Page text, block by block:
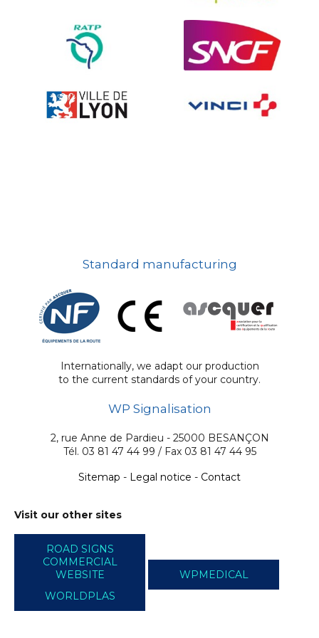
On-board road signs
Standard manufacturing
Internationally, we adapt our production
to the current standards of your country.
WP Signalisation
2, rue Anne de Pardieu - 25000 BESANÇON
Tél. 03 81 47 44 99 / Fax 03 81 47 44 95
Sitemap - Legal notice - Contact
Visit our other sites
ROAD SIGNS
COMMERCIAL
WEBSITE
WPMEDICAL
WORLDPLAS